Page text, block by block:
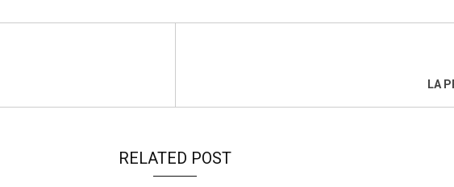
p
i
LA
RELATED POST